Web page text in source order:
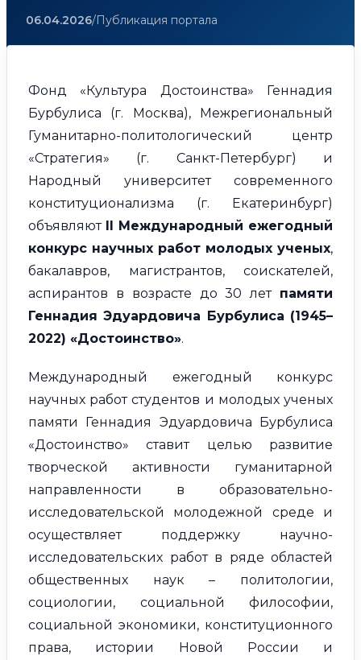
06.04.2026/Публикация портала
Фонд «Культура Достоинства» Геннадия
Бурбулиса (г. Москва), Межрегиональный
Гуманитарно-политологический центр
«Стратегия» (г. Санкт-Петербург) и
Народный университет современного
конституционализма (г. Екатеринбург)
объявляют II Международный ежегодный
конкурс научных работ молодых ученых,
бакалавров, магистрантов, соискателей,
аспирантов в возрасте до 30 лет памяти
Геннадия Эдуардовича Бурбулиса (1945–
2022) «Достоинство».
Международный ежегодный конкурс
научных работ студентов и молодых ученых
памяти Геннадия Эдуардовича Бурбулиса
«Достоинство» ставит целью развитие
творческой активности гуманитарной
направленности в образовательно-
исследовательской молодежной среде и
осуществляет поддержку научно-
исследовательских работ в ряде областей
общественных наук – политологии,
социологии, социальной философии,
социальной экономики, конституционного
права, истории Новой России и